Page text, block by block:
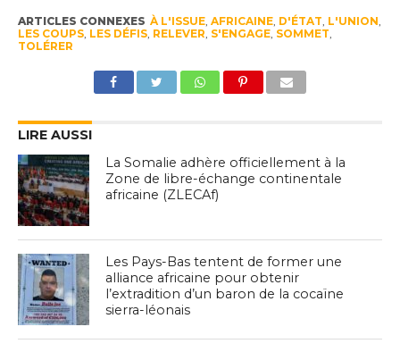
ARTICLES CONNEXES À L'ISSUE, AFRICAINE, D'ÉTAT, L'UNION,
LES COUPS, LES DÉFIS, RELEVER, S'ENGAGE, SOMMET,
TOLÉRER
LIRE AUSSI
La Somalie adhère officiellement à la
Zone de libre-échange continentale
africaine (ZLECAf)
Les Pays-Bas tentent de former une
alliance africaine pour obtenir
l’extradition d’un baron de la cocaïne
sierra-léonais